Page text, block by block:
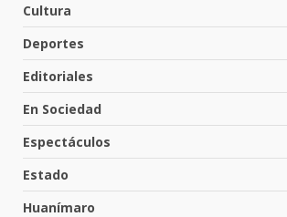
Cultura
Deportes
Editoriales
En Sociedad
Espectáculos
Estado
Huanímaro
4
Cárdenas, “El Puma”
5
tabiquera